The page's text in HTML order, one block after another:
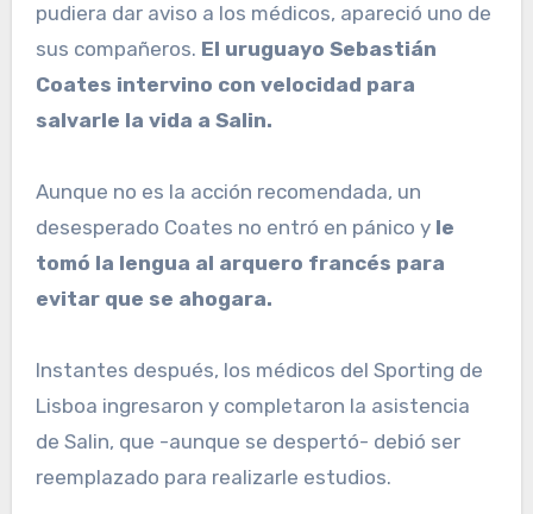
pudiera dar aviso a los médicos, apareció uno de
sus compañeros. El uruguayo Sebastián
Coates intervino con velocidad para
salvarle la vida a Salin.
Aunque no es la acción recomendada, un
desesperado Coates no entró en pánico y le
tomó la lengua al arquero francés para
evitar que se ahogara.
Instantes después, los médicos del Sporting de
Lisboa ingresaron y completaron la asistencia
de Salin, que -aunque se despertó- debió ser
reemplazado para realizarle estudios.